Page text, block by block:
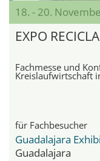
18. - 20.
EXPO
Fachmesse und
Kreislaufwirtschaft
für Fachbesucher
Guadalajara
Guadalajara